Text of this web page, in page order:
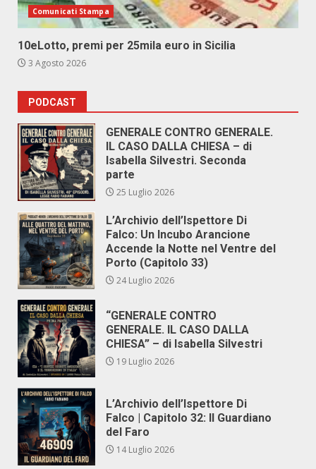
Comunicati Stampa
10eLotto, premi per 25mila euro in Sicilia
3 Agosto 2026
PODCAST
GENERALE CONTRO GENERALE.
IL CASO DALLA CHIESA – di
Isabella Silvestri. Seconda
parte
25 Luglio 2026
L’Archivio dell’Ispettore Di
Falco: Un Incubo Arancione
Accende la Notte nel Ventre del
Porto (Capitolo 33)
24 Luglio 2026
“GENERALE CONTRO
GENERALE. IL CASO DALLA
CHIESA” – di Isabella Silvestri
19 Luglio 2026
L’Archivio dell’Ispettore Di
Falco | Capitolo 32: Il Guardiano
del Faro
14 Luglio 2026